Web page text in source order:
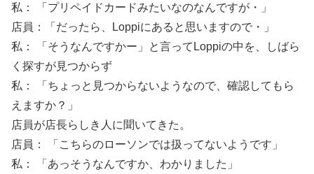
私： 「プリペイドカードみたいなのなんですが・」
店員：「だったら、Loppiにあると思いますので・」
私： 「そうなんですかー」と言ってLoppiの中を、しばら
く探すが見つからず
私： 「ちょっと見つからないようなので、確認してもら
えますか？」
店員が店長らしき人に聞いてきた。
店員： 「こちらのローソンでは扱ってないようです」
私： 「あっそうなんですか、わかりました」